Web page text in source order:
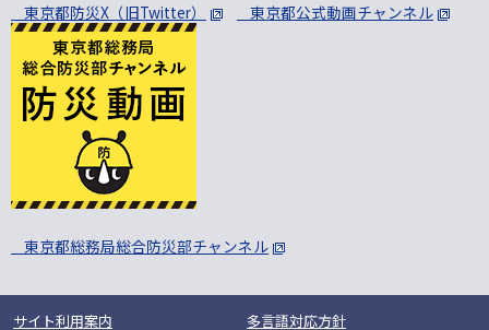
東京都防災X（旧Twitter） 東京都公式動画チャンネル
東京都総務局総合防災部チャンネル
サイト利用案内 多言語対応方針